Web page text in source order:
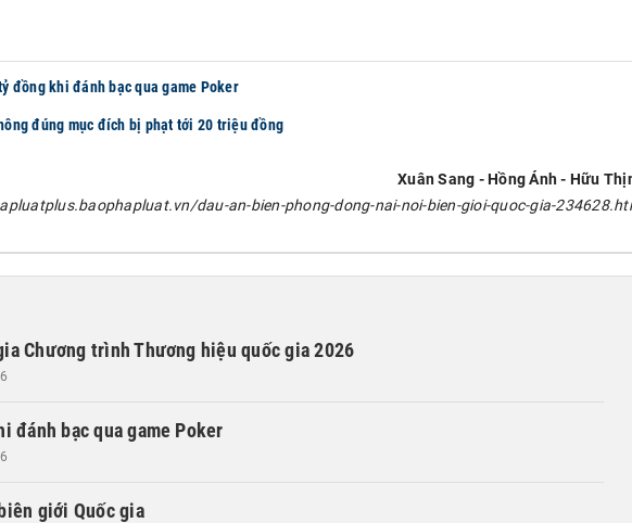
đồng khi đánh bạc qua game Poker
đúng mục đích bị phạt tới 20 triệu đồng
Xuân Sang - Hồng Ánh - Hữu
dau-an-bien-phong-dong-nai-noi-bien-gioi-quoc-gia-
Chương trình Thương hiệu quốc gia 2026
đánh bạc qua game Poker
giới Quốc gia